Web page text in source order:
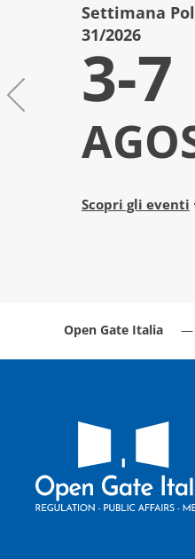
Settimana
31/2026
3-7
Scopri gli eventi
Open Gate Italia